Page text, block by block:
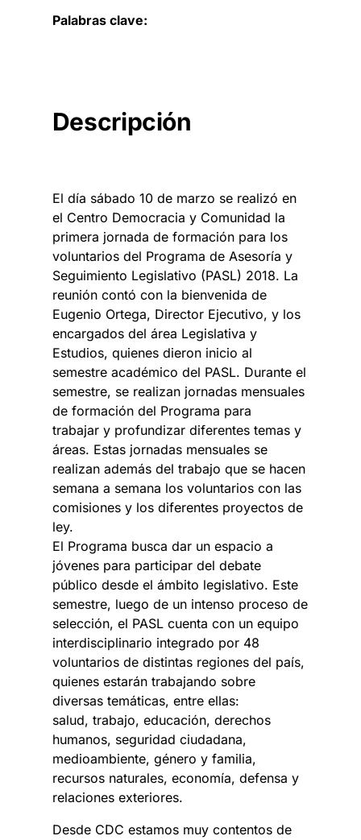
Palabras clave:
Descripción
El día sábado 10 de marzo se realizó en
el Centro Democracia y Comunidad la
primera jornada de formación para los
voluntarios del Programa de Asesoría y
Seguimiento Legislativo (PASL) 2018. La
reunión contó con la bienvenida de
Eugenio Ortega, Director Ejecutivo, y los
encargados del área Legislativa y
Estudios, quienes dieron inicio al
semestre académico del PASL. Durante el
semestre, se realizan jornadas mensuales
de formación del Programa para
trabajar y profundizar diferentes temas y
áreas. Estas jornadas mensuales se
realizan además del trabajo que se hacen
semana a semana los voluntarios con las
comisiones y los diferentes proyectos de
ley.
El Programa busca dar un espacio a
jóvenes para participar del debate
público desde el ámbito legislativo. Este
semestre, luego de un intenso proceso de
selección, el PASL cuenta con un equipo
interdisciplinario integrado por 48
voluntarios de distintas regiones del país,
quienes estarán trabajando sobre
diversas temáticas, entre ellas:
salud, trabajo, educación, derechos
humanos, seguridad ciudadana,
medioambiente, género y familia,
recursos naturales, economía, defensa y
relaciones exteriores.
Desde CDC estamos muy contentos de